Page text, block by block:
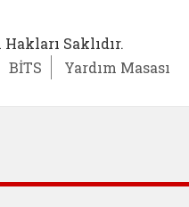
Saklıdır.
BİTS Yardım Masası